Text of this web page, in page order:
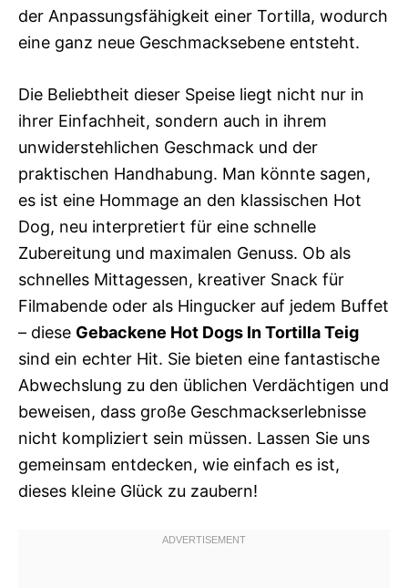
der Anpassungsfähigkeit einer Tortilla, wodurch
eine ganz neue Geschmacksebene entsteht.
Die Beliebtheit dieser Speise liegt nicht nur in
ihrer Einfachheit, sondern auch in ihrem
unwiderstehlichen Geschmack und der
praktischen Handhabung. Man könnte sagen,
es ist eine Hommage an den klassischen Hot
Dog, neu interpretiert für eine schnelle
Zubereitung und maximalen Genuss. Ob als
schnelles Mittagessen, kreativer Snack für
Filmabende oder als Hingucker auf jedem Buffet
– diese Gebackene Hot Dogs In Tortilla Teig
sind ein echter Hit. Sie bieten eine fantastische
Abwechslung zu den üblichen Verdächtigen und
beweisen, dass große Geschmackserlebnisse
nicht kompliziert sein müssen. Lassen Sie uns
gemeinsam entdecken, wie einfach es ist,
dieses kleine Glück zu zaubern!